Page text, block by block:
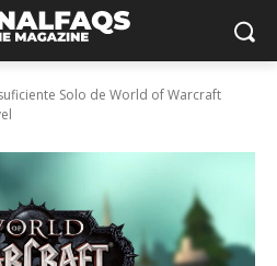
Solo de World of Warcraft